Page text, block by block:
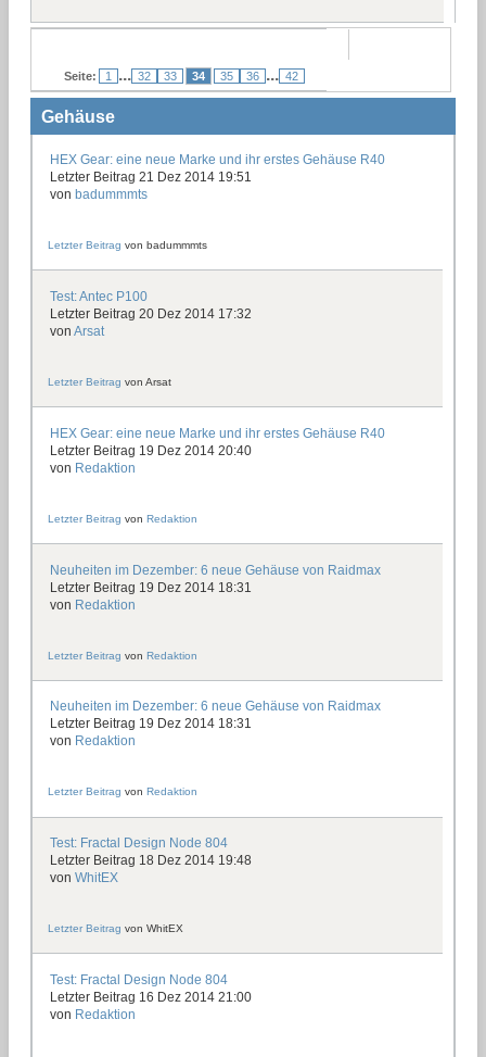
Seite: 1 ... 32 33 34 35 36 ... 42
Gehäuse
HEX Gear: eine neue Marke und ihr erstes Gehäuse R40
Letzter Beitrag 21 Dez 2014 19:51
von badummmts
Letzter Beitrag vonbadummmts
Test: Antec P100
Letzter Beitrag 20 Dez 2014 17:32
von Arsat
Letzter Beitrag vonArsat
HEX Gear: eine neue Marke und ihr erstes Gehäuse R40
Letzter Beitrag 19 Dez 2014 20:40
von Redaktion
Letzter Beitrag vonRedaktion
Neuheiten im Dezember: 6 neue Gehäuse von Raidmax
Letzter Beitrag 19 Dez 2014 18:31
von Redaktion
Letzter Beitrag vonRedaktion
Neuheiten im Dezember: 6 neue Gehäuse von Raidmax
Letzter Beitrag 19 Dez 2014 18:31
von Redaktion
Letzter Beitrag vonRedaktion
Test: Fractal Design Node 804
Letzter Beitrag 18 Dez 2014 19:48
von WhitEX
Letzter Beitrag vonWhitEX
Test: Fractal Design Node 804
Letzter Beitrag 16 Dez 2014 21:00
von Redaktion